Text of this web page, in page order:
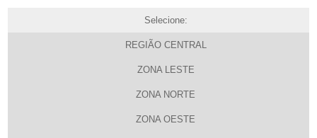
Selecione:
REGIÃO CENTRAL
ZONA LESTE
ZONA NORTE
ZONA OESTE